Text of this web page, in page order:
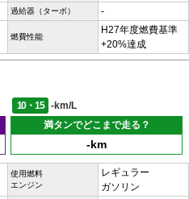
過給器（ターボ） -
燃費性能
H27年度燃費基準
+20%達成
10・15
-km/L
満タンでどこまで走る？
-km
使用燃料
エンジン
レギュラー
ガソリン